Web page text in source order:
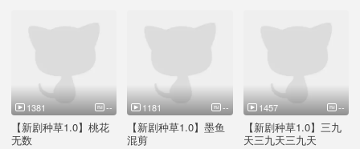
【新剧种草1.0】桃花
无数
1381 --
【新剧种草1.0】墨鱼
混剪
1181 --
【新剧种草1.0】三九
天三九天三九天
1457 --